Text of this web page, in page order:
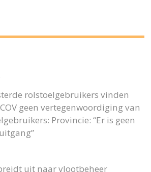
rolstoelgebruikers vinden
geen vertegenwoordiging van
Provincie: “Er is geen
uit naar vlootbeheer